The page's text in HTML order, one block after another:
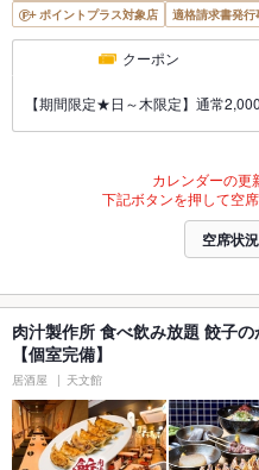
ポイントプラス対象店 適格請求書発行
クーポン
【期間限定★日～木限定】通常
カレンダーの更
下記ボタンを押して空
空席状
肉汁製作所 食べ飲み放題 餃子
【個室完備】
居酒屋 天文館